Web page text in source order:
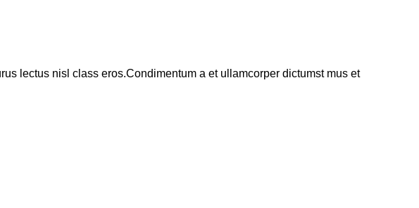
lectus nisl class eros.Condimentum a et ullamcorper dictumst mus et